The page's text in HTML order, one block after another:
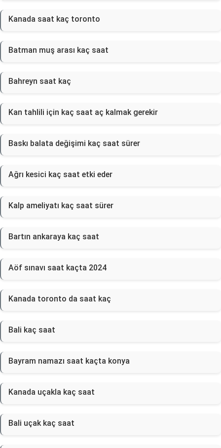
Kanada saat kaç toronto
Batman muş arası kaç saat
Bahreyn saat kaç
Kan tahlili için kaç saat aç kalmak gerekir
Baskı balata değişimi kaç saat sürer
Ağrı kesici kaç saat etki eder
Kalp ameliyatı kaç saat sürer
Bartın ankaraya kaç saat
Aöf sınavı saat kaçta 2024
Kanada toronto da saat kaç
Bali kaç saat
Bayram namazı saat kaçta konya
Kanada uçakla kaç saat
Bali uçak kaç saat